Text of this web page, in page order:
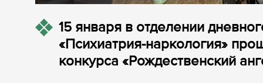
15 января в отделении
«Психиатрия-наркология»
конкурса «Рождественский